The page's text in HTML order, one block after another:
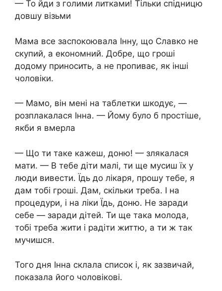
— То йди з голими литками! Тільки спідницю
довшу візьми
Мама все заспокоювала Інну, що Славко не
скупий, а економний. Добре, що гроші
додому приносить, а не пропиває, як інші
чоловіки.
— Мамо, він мені на таблетки шкодує, —
розплакалася Інна. — Йому було б простіше,
якби я вмepла
— Що ти таке кажеш, доню! — злякалася
мати. — В тебе діти малі, ти ще мусиш їх у
люди вивести. Їдь до лікаря, прошу тебе, я
дам тобі гроші. Дам, скільки треба. І на
процедури, і на ліки Їдь, доню. Не заради
себе — заради дітей. Ти ще така молода,
тобі треба жити і радіти життю, а ти ж так
мучишся.
Того дня Інна склала список і, як зазвичай,
показала його чоловікові.